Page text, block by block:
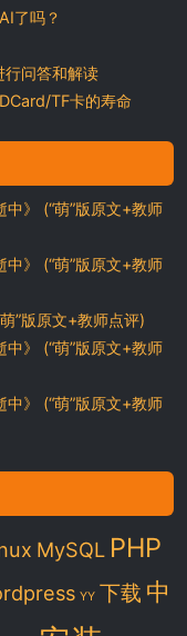
了吗？
问答和解读
TF卡的寿命
》 (“萌”版原文+教师
》 (“萌”版原文+教师
”版原文+教师点评)
》 (“萌”版原文+教师
》 (“萌”版原文+教师
MySQL PHP
YY 下载 中